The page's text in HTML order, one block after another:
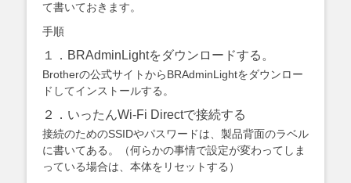
て書いておきます。
手順
１．BRAdminLightをダウンロードする。
Brotherの公式サイトからBRAdminLightをダウンロー
ドしてインストールする。
２．いったんWi-Fi Directで接続する
接続のためのSSIDやパスワードは、製品背面のラベル
に書いてある。（何らかの事情で設定が変わってしま
っている場合は、本体をリセットする）